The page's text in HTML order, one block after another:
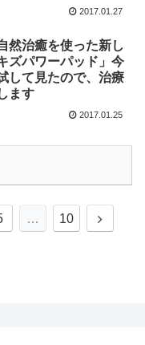
2017.01.27
然治癒を使った新し
ズパワーパッド」今
して見たので、治療
ます
2017.01.25
… 10